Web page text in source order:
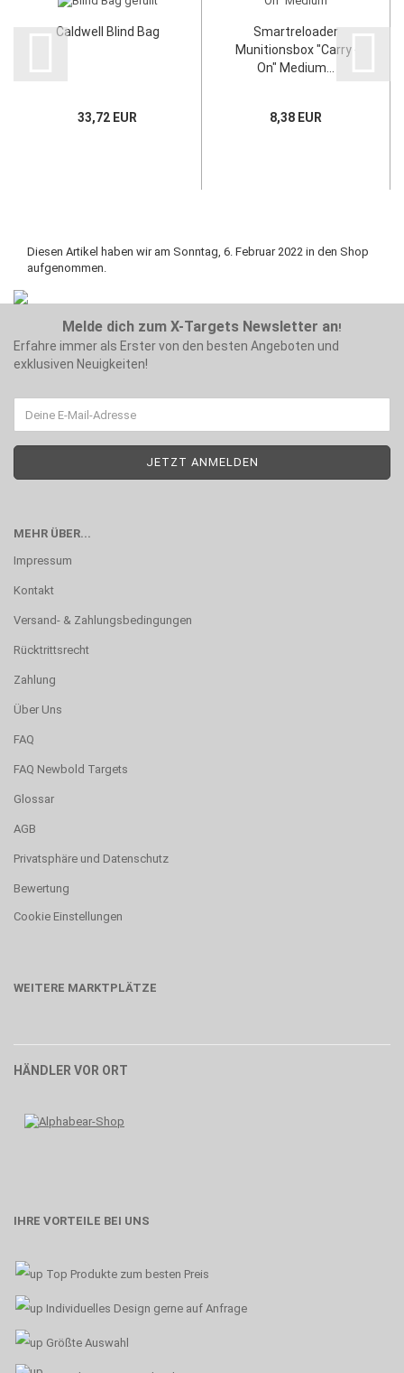
Caldwell Blind Bag
33,72 EUR
Smartreloader
Munitionsbox "Carry-
On" Medium...
8,38 EUR
Diesen Artikel haben wir am Sonntag, 6. Februar 2022 in den Shop
aufgenommen.
Melde dich zum X-Targets Newsletter an!
Erfahre immer als Erster von den besten Angeboten und
exklusiven Neuigkeiten!
MEHR ÜBER...
Impressum
Kontakt
Versand- & Zahlungsbedingungen
Rücktrittsrecht
Zahlung
Über Uns
FAQ
FAQ Newbold Targets
Glossar
AGB
Privatsphäre und Datenschutz
Bewertung
Cookie Einstellungen
WEITERE MARKTPLÄTZE
HÄNDLER VOR ORT
IHRE VORTEILE BEI UNS
Top Produkte zum besten Preis
Individuelles Design gerne auf Anfrage
Größte Auswahl